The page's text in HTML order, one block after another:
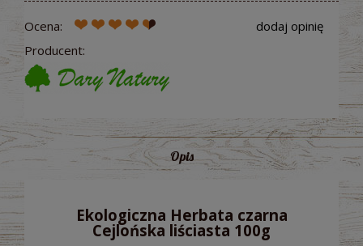
Ocena:
Producent:
dodaj opinię
Opis
Ekologiczna Herbata czarna
Cejlońska liściasta 100g